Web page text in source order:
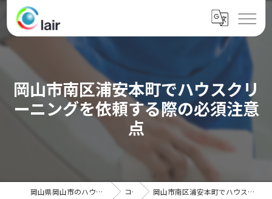
岡山市南区浦安本町でハウスクリ
ーニングを依頼する際の必須注意
点
岡山県岡山市のハウスクリーニングならクレール コラム 岡山市南区浦安本町でハウスクリーニングを依頼する際の必須注意点